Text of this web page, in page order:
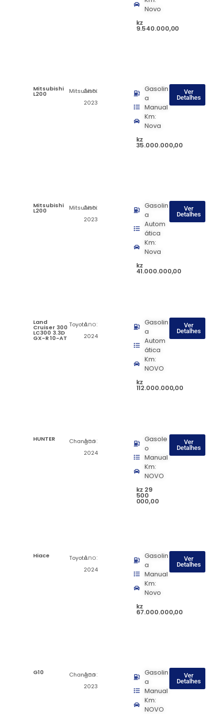
Novo
kz
9.540.000,00
Mitsubishi
L200 Mitsubishi
Ano:
2023
Gasolin
a
Manual
Km:
Nova
kz
35.000.000,00
Ver
Detalhes
Mitsubishi
L200 Mitsubishi
Ano:
2023
Gasolin
a
Autom
ática
Km:
Nova
kz
41.000.000,00
Ver
Detalhes
Land
Cruiser 300
LC300 3.3D
GX-R 10-AT
ToyotaAno:
2024
Gasolin
a
Autom
ática
Km:
NOVO
kz
112.000.000,00
Ver
Detalhes
HUNTER Changan
Ano:
2024
Gasole
o
Manual
Km:
NOVO
kz 29
500
000,00
Ver
Detalhes
Hiace ToyotaAno:
2024
Gasolin
a
Manual
Km:
Novo
kz
67.000.000,00
Ver
Detalhes
G10 Changan
Ano:
2023
Gasolin
a
Manual
Km:
NOVO
Ver
Detalhes